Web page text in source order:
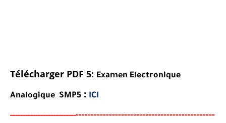
Télécharger PDF 5: Examen Electronique
Analogique SMP5 : ICI
------------------------------------------------------------------------